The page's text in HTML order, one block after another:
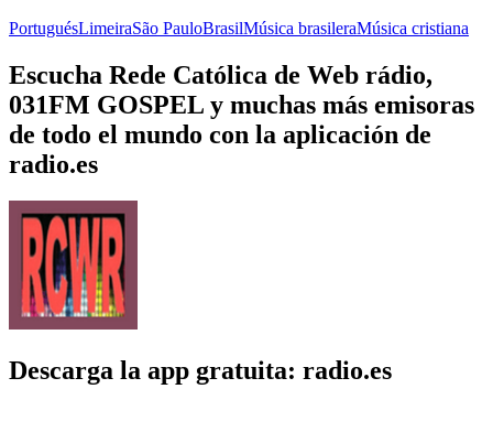
PortuguésLimeiraSão PauloBrasilMúsica brasileraMúsica cristiana
Escucha Rede Católica de Web rádio,
031FM GOSPEL y muchas más emisoras
de todo el mundo con la aplicación de
radio.es
Descarga la app gratuita: radio.es